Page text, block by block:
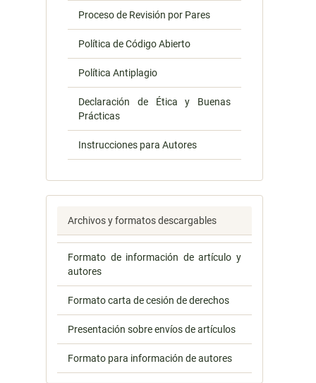
Proceso de Revisión por Pares
Política de Código Abierto
Política Antiplagio
Declaración de Ética y Buenas
Prácticas
Instrucciones para Autores
Archivos y formatos descargables
Formato de información de artículo y
autores
Formato carta de cesión de derechos
Presentación sobre envíos de artículos
Formato para información de autores